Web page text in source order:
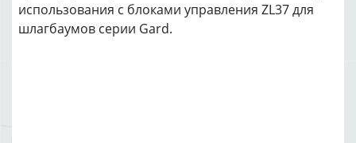
использования с блоками управления ZL37 для
шлагбаумов серии Gard.